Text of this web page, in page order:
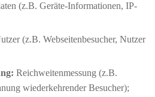
(z.B. Geräte-Informationen, IP-
(z.B. Webseitenbesucher, Nutzer
Reichweitenmessung (z.B.
wiederkehrender Besucher);